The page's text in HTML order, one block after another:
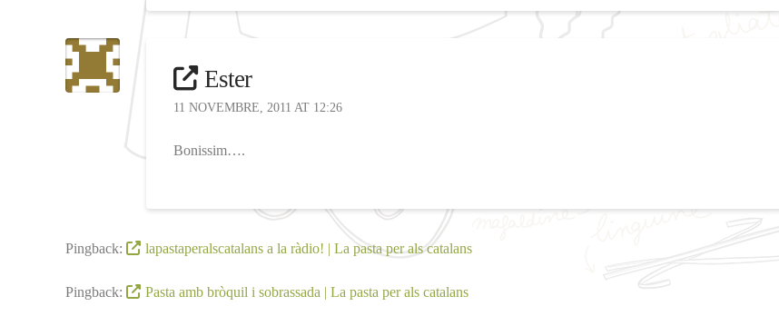
Ester
11 NOVEMBRE, 2011 AT 12:26
Bonissim….
Pingback: lapastaperalscatalans a la ràdio! | La pasta per als catalans
Pingback: Pasta amb bròquil i sobrassada | La pasta per als catalans